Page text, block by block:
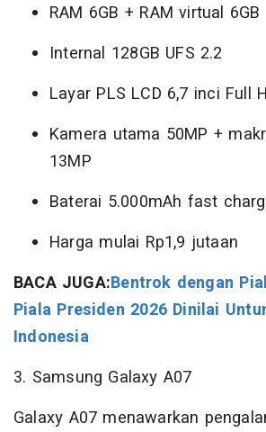
RAM 6GB + RAM virtual 6GB
Internal 128GB UFS 2.2
Layar PLS LCD 6,7 inci Full
Kamera utama 50MP +
13MP
Baterai 5.000mAh fast
Harga mulai Rp1,9 jutaan
BACA JUGA:Bentrok dengan
Piala Presiden 2026 Dinilai
Indonesia
3. Samsung Galaxy A07
Galaxy A07 menawarkan